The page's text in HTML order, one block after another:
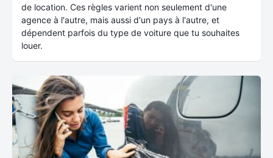
de location. Ces règles varient non seulement d'une
agence à l'autre, mais aussi d'un pays à l'autre, et
dépendent parfois du type de voiture que tu souhaites
louer.